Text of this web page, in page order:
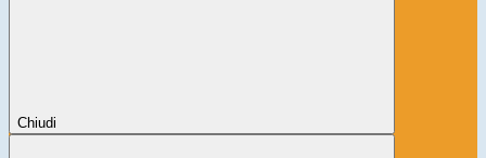
Chiudi